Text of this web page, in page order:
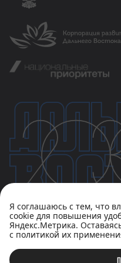
Я соглашаюсь с тем, что
cookie для повышения
Яндекс.Метрика.
с политикой их
Политика
Пользовательское